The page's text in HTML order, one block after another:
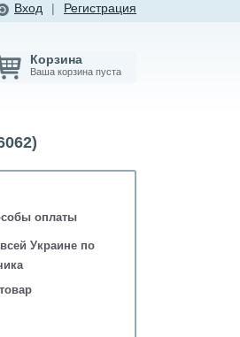
Вход Регистрация
Корзина
Ваша корзина пуста
оплаты
Украине по